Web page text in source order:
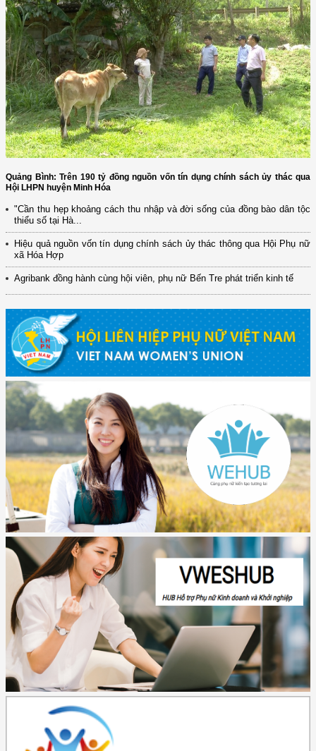
Quảng Bình: Trên 190 tỷ đồng nguồn vốn tín dụng chính sách ủy thác qua
Hội LHPN huyện Minh Hóa
"Cần thu hẹp khoảng cách thu nhập và đời sống của đồng bào dân tộc
thiểu số tại Hà...
Hiệu quả nguồn vốn tín dụng chính sách ủy thác thông qua Hội Phụ nữ
xã Hóa Hợp
Agribank đồng hành cùng hội viên, phụ nữ Bến Tre phát triển kinh tế